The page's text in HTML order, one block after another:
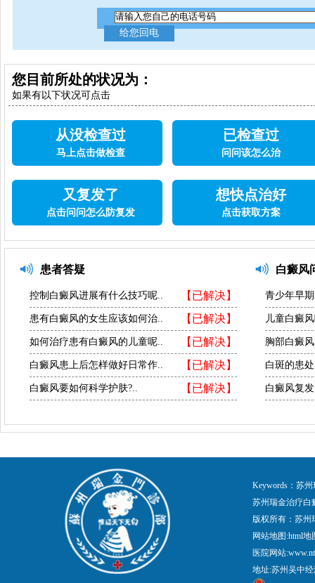
您目前所处的状况为：
如果有以下状况可点击
从没检查过
马上点击做检查
已检查过
问问该怎么治
又复发了
点击问问怎么防复发
想快点治好
点击获取方案
患者答疑
【已解决】
控制白癜风进展有什么技巧呢..
【已解决】
患有白癜风的女生应该如何治..
【已解决】
如何治疗患有白癜风的儿童呢..
【已解决】
白癜风患上后怎样做好日常作..
【已解决】
白癜风要如何科学护肤?..
白癜风
青少年早
儿童白癜
胸部白癜
白斑的患
白癜风复
Keywords：苏
苏州瑞金治疗白
版权所有：苏
网站地图:html地
医院网站
地址:苏州吴中